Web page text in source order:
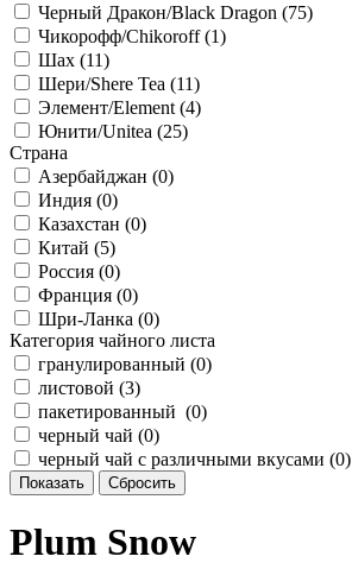
Черный Дракон/Black Dragon (75)
Чикорофф/Chikoroff (1)
Шах (11)
Шери/Shere Tea (11)
Элемент/Element (4)
Юнити/Unitea (25)
Страна
Азербайджан (0)
Индия (0)
Казахстан (0)
Китай (5)
Россия (0)
Франция (0)
Шри-Ланка (0)
Категория чайного листа
гранулированный (0)
листовой (3)
пакетированный (0)
черный чай (0)
черный чай с различными вкусами (0)
Plum Snow